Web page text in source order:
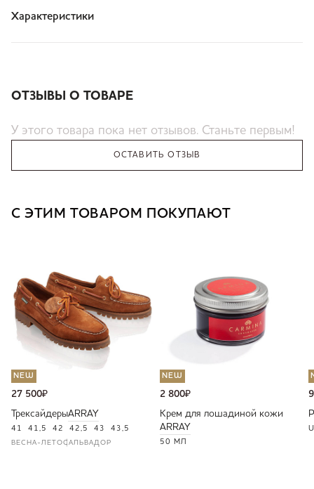
Характеристики
ОТЗЫВЫ О ТОВАРЕ
У этого товара пока нет отзывов. Станьте первым!
ОСТАВИТЬ ОТЗЫВ
С ЭТИМ ТОВАРОМ ПОКУПАЮТ
NEW
27 500₽
ТрексайдерыARRAY
41 41,5 42 42,5 43 43,5
ВЕСНА-ЛЕТОСАЛЬВАДОР
NEW
2 800₽
Крем для лошадиной кожи
ARRAY
50 МЛ